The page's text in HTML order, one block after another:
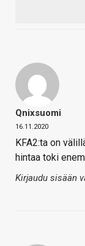
Qnixsuomi
16.11.2020
KFA2:ta on
hintaa toki
Kirjaudu sisään